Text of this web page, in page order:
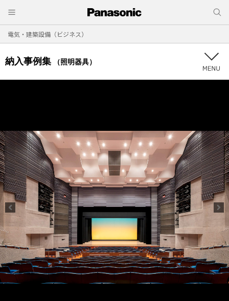
電気・建築設備（ビジネス）
納入事例集 （照明器具）